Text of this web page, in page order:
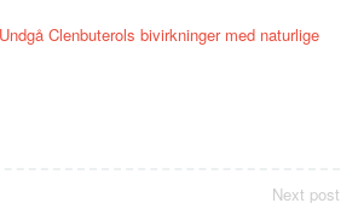
Clenbuterols bivirkninger med naturlige
Next post